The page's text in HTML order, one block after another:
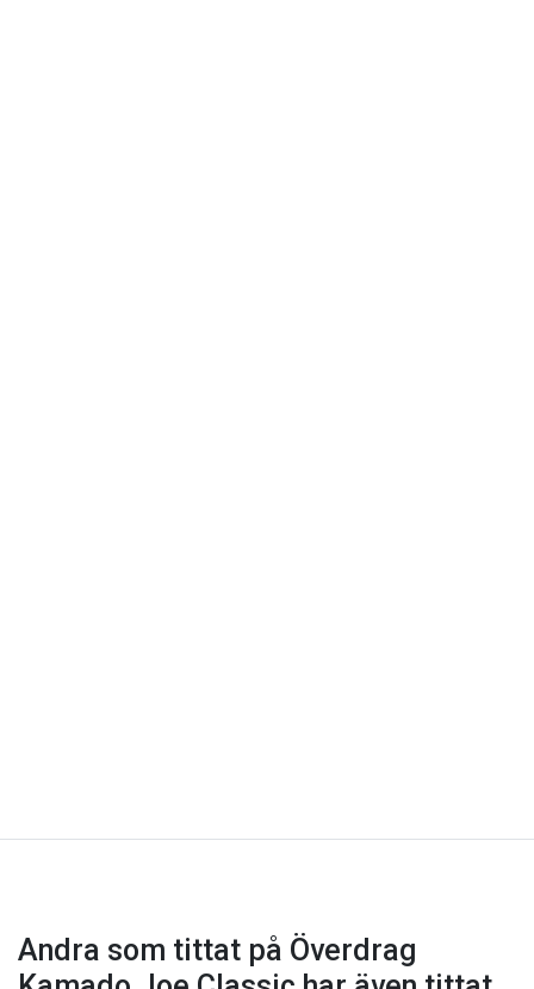
Andra som tittat på Överdrag